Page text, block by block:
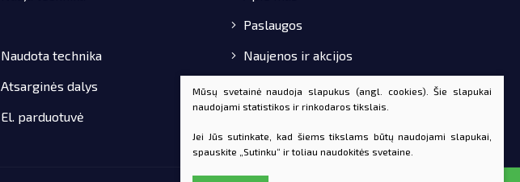
Naudota technika
Atsarginės dalys
El. parduotuvė
Paslaugos
Naujenos ir akcijos
Pirkimo-pardavimo taisyklės
Mūsų svetainė naudoja slapukus (angl. cookies). Šie slapukai
naudojami statistikos ir rinkodaros tikslais.
Jei Jūs sutinkate, kad šiems tikslams būtų naudojami slapukai,
spauskite „Sutinku“ ir toliau naudokitės svetaine.